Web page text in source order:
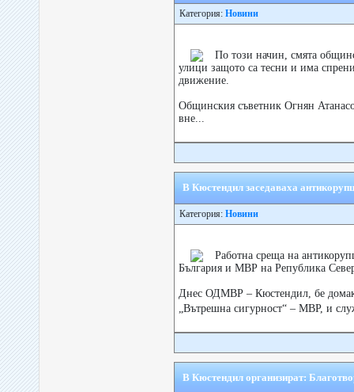
Категория: Новини
По този начин, смята
улици защото са тесни и има
движение.
Общинския съветник Огнян
вне...
В Кюстендил заседаваха
Категория: Новини
Работна среща на
България и МВР на Република
Днес ОДМВР – Кюстендил, бе
„Вътрешна сигурност“ – МВР, и
В Кюстендил организират: